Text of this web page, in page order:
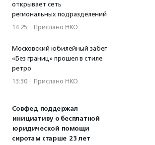
открывает сеть
региональных подразделений
14:25 · Прислано НКО
Московский юбилейный забег
«Без границ» прошел в стиле
ретро
13:30 · Прислано НКО
Совфед поддержал
инициативу о бесплатной
юридической помощи
сиротам старше 23 лет